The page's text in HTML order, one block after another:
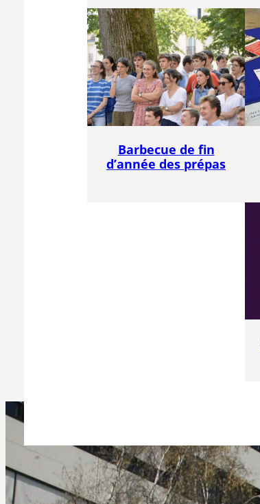
Barbecue de fin
d’année des prépas